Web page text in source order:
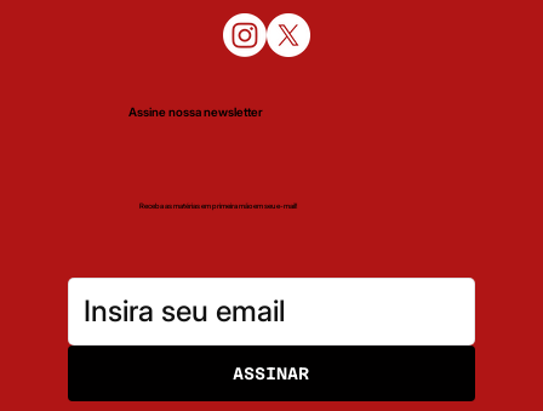
Assine nossa newsletter
Receba as matérias em primeira mão em seu e-mail!
ASSINAR